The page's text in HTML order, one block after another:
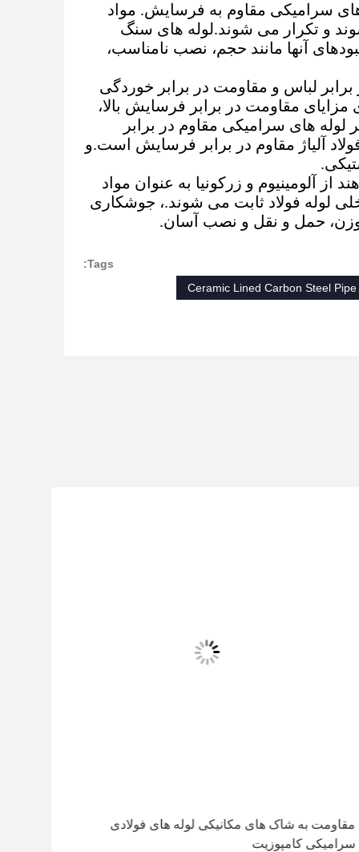
های سرامیکی مقاوم به فرسایش. مواد
و تکرار می شوند.لوله های سنگ
آنها مانند حجم، نصب نامناسب،
لباس و مقاومت در برابر خوردگی
مزایای مقاومت در برابر فرسایش بالا،
های سرامیکی مقاوم در برابر
فولاد آلیاژ مقاوم در برابر فرسایش است.و
آلومینیوم و زرکونیا به عنوان مواد
لوله فولاد ثابت می شوند.، جوشکاری
وزن، حمل و نقل و نصب آسان.
Tags:
Ceramic Lined Carbon Steel Pipe
مقاومت به شاک های مکانیکی لوله های فولادی
سرامیکی کامپوزیت